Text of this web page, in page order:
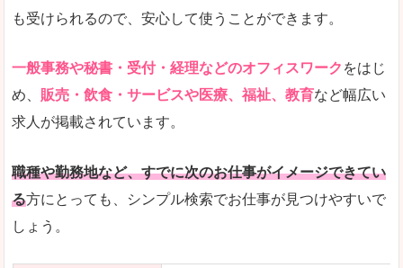
人気度
専門性が高いので、これらのお仕事に転職を考
リクルートグループなので、大手という安心感も
使いやすさ
検索がしやすく、求人詳細にも画像やイラストな
も受けられるので、安心して使うことができます。
一般事務や秘書・受付・経理などのオフィスワーク をはじ
め、 販売・飲食・サービスや医療、福祉、教育など幅広い
求人が掲載されています。
職種や勤務地など、すでに次のお仕事がイメージできてい
る方にとっても、シンプル検索でお仕事が見つけやすいで
しょう。